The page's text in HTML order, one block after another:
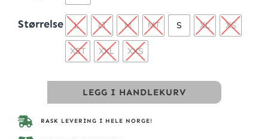
Størrelse L LT M MT S XL XS
XST XXL XXS
LEGG I HANDLEKURV
RASK LEVERING I HELE NORGE!